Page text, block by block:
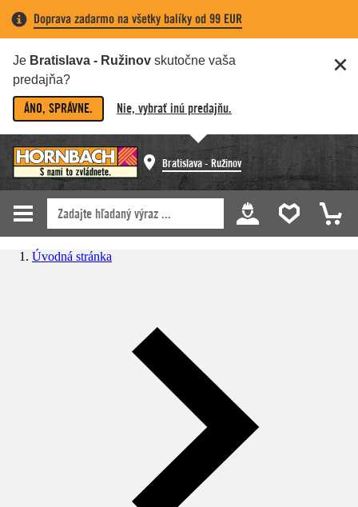
Doprava zadarmo na všetky balíky od 99 EUR
Je Bratislava - Ružinov skutočne vaša
predajňa?
ÁNO, SPRÁVNE. Nie, vybrať inú predajňu.
Bratislava - Ružinov
Úvodná stránka